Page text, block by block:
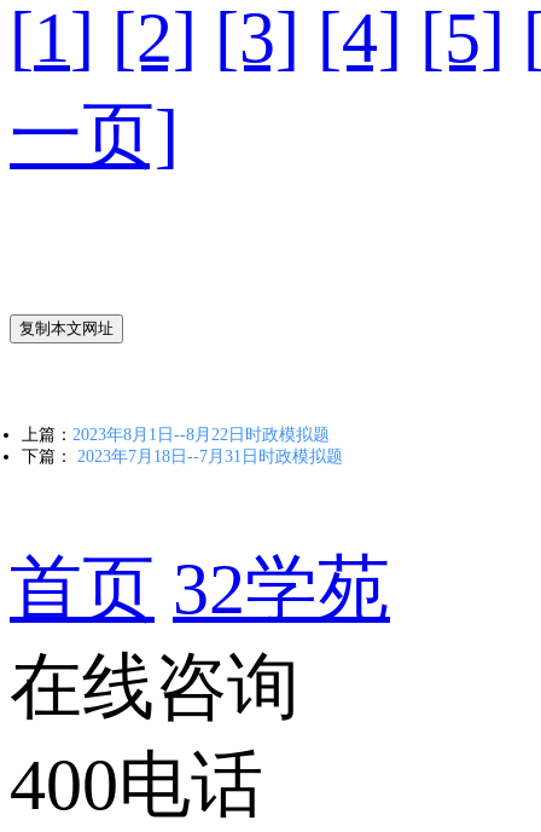
[1] [2] [3] [4] [5]
一页]
复制本文网址
上篇： 2023年8月1日--8月22日时政模拟题
下篇：
2023年7月18日--7月31日时政模拟题
首页 32学苑
在线咨询
400电话